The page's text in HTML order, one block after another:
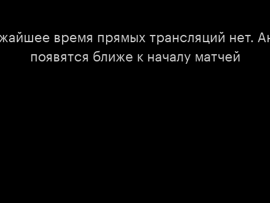
время прямых трансляций нет.
появятся ближе к началу матчей